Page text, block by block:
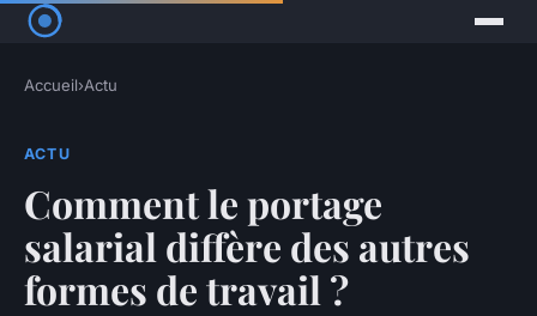
Accueil›Actu
ACTU
Comment le portage
salarial diffère des autres
formes de travail ?